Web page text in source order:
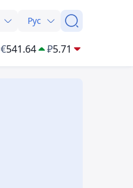
Рус
€541.64 ₽5.71